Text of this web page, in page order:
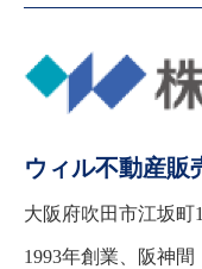
ウィル不動産
大阪府吹田市江坂町
1993年創業、阪神間